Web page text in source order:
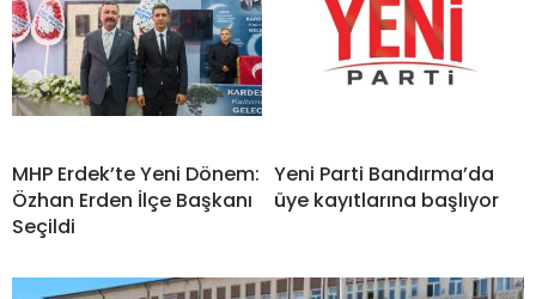
MHP Erdek’te Yeni Dönem:
Özhan Erden İlçe Başkanı
Seçildi
Yeni Parti Bandırma’da
üye kayıtlarına başlıyor